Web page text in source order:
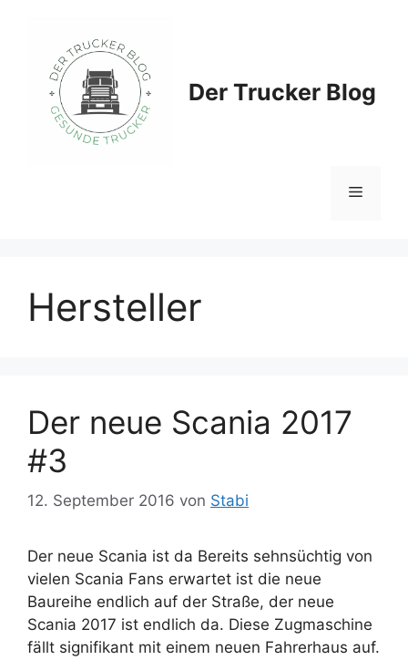
springen
Der Trucker Blog
Menü
Hersteller
Der neue Scania 2017
#3
12. September 2016 von Stabi
Der neue Scania ist da Bereits sehnsüchtig von
vielen Scania Fans erwartet ist die neue
Baureihe endlich auf der Straße, der neue
Scania 2017 ist endlich da. Diese Zugmaschine
fällt signifikant mit einem neuen Fahrerhaus auf.